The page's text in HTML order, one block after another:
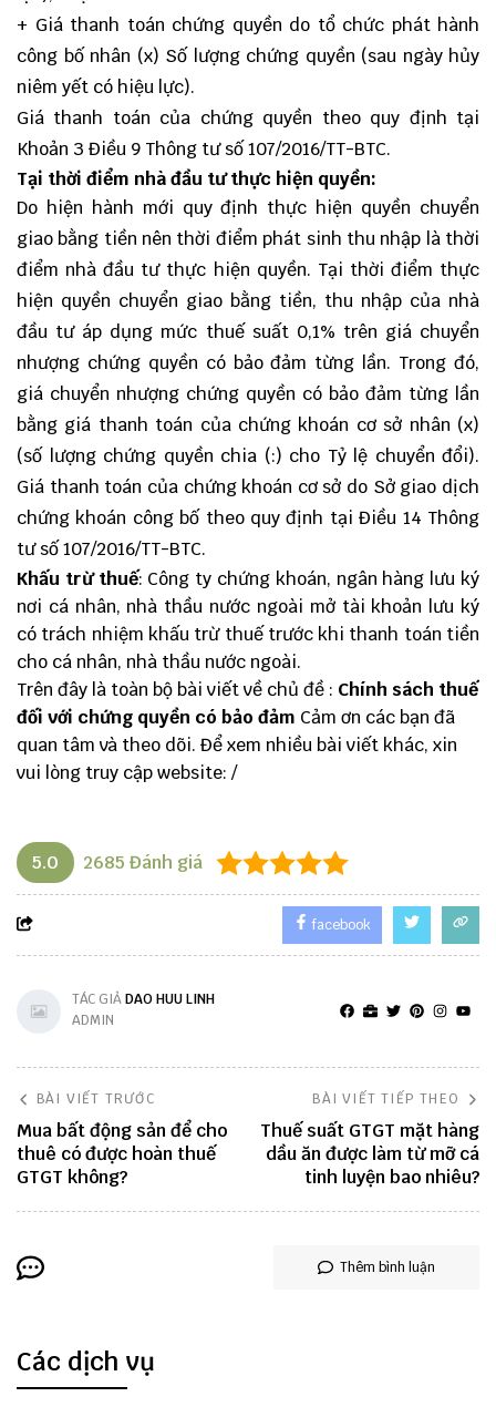
+ Giá thanh toán chứng quyền do tổ chức phát hành
công bố nhân (x) Số lượng chứng quyền (sau ngày hủy
niêm yết có hiệu lực).
Giá thanh toán của chứng quyền theo quy định tại
Khoản 3 Điều 9 Thông tư số 107/2016/TT-BTC.
Tại thời điểm nhà đầu tư thực hiện quyền:
Do hiện hành mới quy định thực hiện quyền chuyển
giao bằng tiền nên thời điểm phát sinh thu nhập là thời
điểm nhà đầu tư thực hiện quyền. Tại thời điểm thực
hiện quyền chuyển giao bằng tiền, thu nhập của nhà
đầu tư áp dụng mức thuế suất 0,1% trên giá chuyển
nhượng chứng quyền có bảo đảm từng lần. Trong đó,
giá chuyển nhượng chứng quyền có bảo đảm từng lần
bằng giá thanh toán của chứng khoán cơ sở nhân (x)
(số lượng chứng quyền chia (:) cho Tỷ lệ chuyển đổi).
Giá thanh toán của chứng khoán cơ sở do Sở giao dịch
chứng khoán công bố theo quy định tại Điều 14 Thông
tư số 107/2016/TT-BTC.
Khấu trừ thuế: Công ty chứng khoán, ngân hàng lưu ký
nơi cá nhân, nhà thầu nước ngoài mở tài khoản lưu ký
có trách nhiệm khấu trừ thuế trước khi thanh toán tiền
cho cá nhân, nhà thầu nước ngoài.
Trên đây là toàn bộ bài viết về chủ đề : Chính sách thuế
đối với chứng quyền có bảo đảm Cảm ơn các bạn đã
quan tâm và theo dõi. Để xem nhiều bài viết khác, xin
vui lòng truy cập website: /
5.0 2685 Đánh giá
facebook
TÁC GIẢDAO HUU LINH
ADMIN
BÀI VIẾT TRƯỚC
Mua bất động sản để cho
thuê có được hoàn thuế
GTGT không?
BÀI VIẾT TIẾP THEO
Thuế suất GTGT mặt hàng
dầu ăn được làm từ mỡ cá
tinh luyện bao nhiêu?
Thêm bình luận
Các dịch vụ